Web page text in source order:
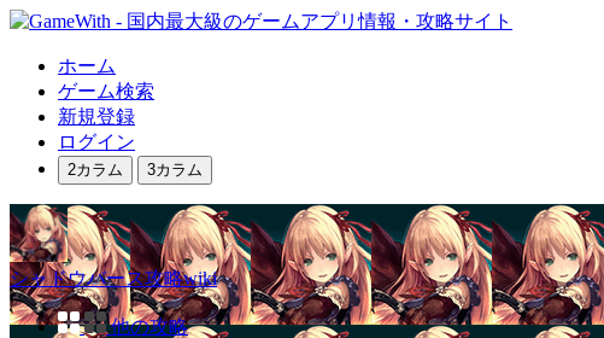
ホーム
ゲーム検索
新規登録
ログイン
2カラム 3カラム
シャドウバース攻略wiki
他の攻略